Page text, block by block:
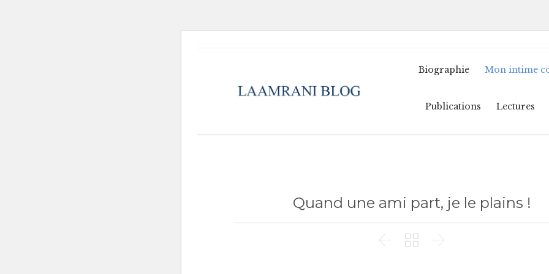
Biographie Mon intime
Publications Lectures
Quand une ami part, je le plains !
  